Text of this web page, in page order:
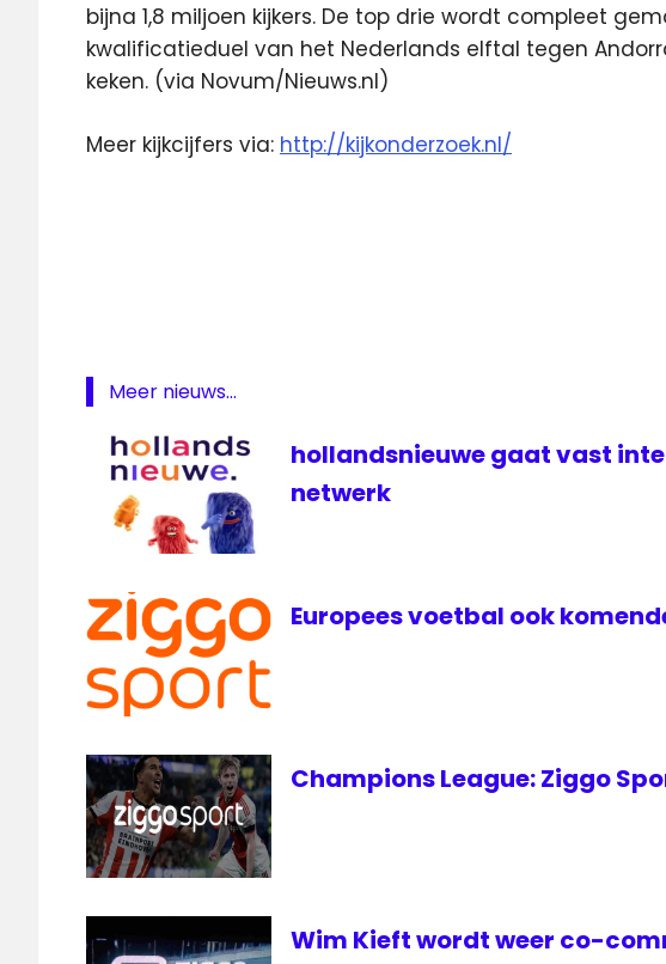
bijna 1,8 miljoen kijkers. De top drie wordt compleet
kwalificatieduel van het Nederlands elftal tegen
keken. (via Novum/Nieuws.nl)
Meer kijkcijfers via: http://kijkonderzoek.nl/
The
TVOH
voetbal
Meer nieuws...
hollandsnieuwe gaat vast
netwerk
Europees voetbal ook
Champions League: Ziggo
Wim Kieft wordt weer co-